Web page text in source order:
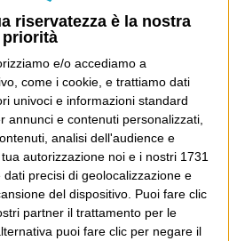
riservatezza è la nostra
priorità
e/o accediamo a
come i cookie, e trattiamo dati
univoci e informazioni standard
annunci e contenuti personalizzati,
analisi dell'audience e
autorizzazione noi e i nostri 1731
precisi di geolocalizzazione e
del dispositivo. Puoi fare clic
partner il trattamento per le
puoi fare clic per negare il
ti piace